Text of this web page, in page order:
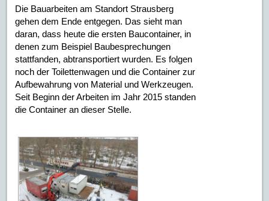
Die Bauarbeiten am Standort Strausberg
gehen dem Ende entgegen. Das sieht man
daran, dass heute die ersten Baucontainer, in
denen zum Beispiel Baubesprechungen
stattfanden, abtransportiert wurden. Es folgen
noch der Toilettenwagen und die Container zur
Aufbewahrung von Material und Werkzeugen.
Seit Beginn der Arbeiten im Jahr 2015 standen
die Container an dieser Stelle.